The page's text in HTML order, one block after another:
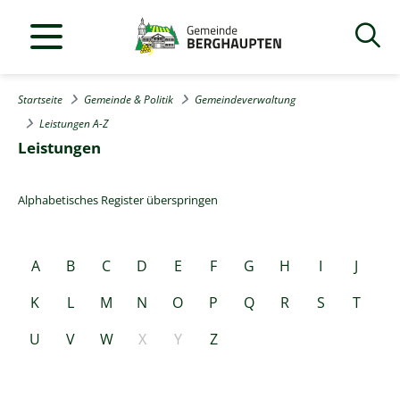
Startseite Gemeinde & Politik
Gemeindeverwaltung
Leistungen A-Z
Leistungen
Alphabetisches Register überspringen
A B C D E F G H I
J
K
L M N O P Q R S
T
U
V W X Y Z